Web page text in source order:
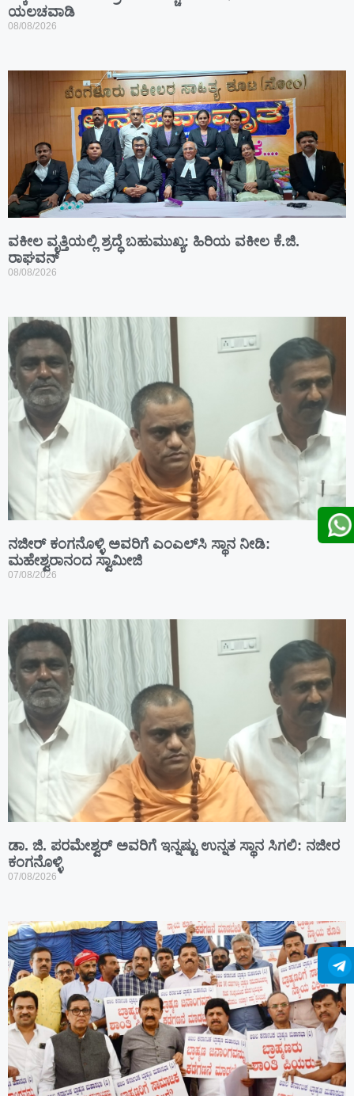
ಯಲಚವಾಡಿ
08/08/2026
ವಕೀಲ ವೃತ್ತಿಯಲ್ಲಿ ಶ್ರದ್ಧೆ ಬಹುಮುಖ್ಯ: ಹಿರಿಯ ವಕೀಲ ಕೆ.ಜಿ.
ರಾಘವನ್
08/08/2026
ನಜೀರ್ ಕಂಗನೊಳ್ಳಿ ಅವರಿಗೆ ಎಂಎಲ್‌ಸಿ ಸ್ಥಾನ ನೀಡಿ:
ಮಹೇಶ್ವರಾನಂದ ಸ್ವಾಮೀಜಿ
07/08/2026
ಡಾ. ಜಿ. ಪರಮೇಶ್ವರ್ ಅವರಿಗೆ ಇನ್ನಷ್ಟು ಉನ್ನತ ಸ್ಥಾನ ಸಿಗಲಿ: ನಜೀರ
ಕಂಗನೊಳ್ಳಿ
07/08/2026